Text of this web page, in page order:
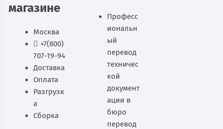
магазине
Москва
+7(800)
707-19-94
Доставка
Оплата
Разгрузк
а
Сборка
Професс
иональн
ый
перевод
техничес
кой
документ
ации в
бюро
перевод